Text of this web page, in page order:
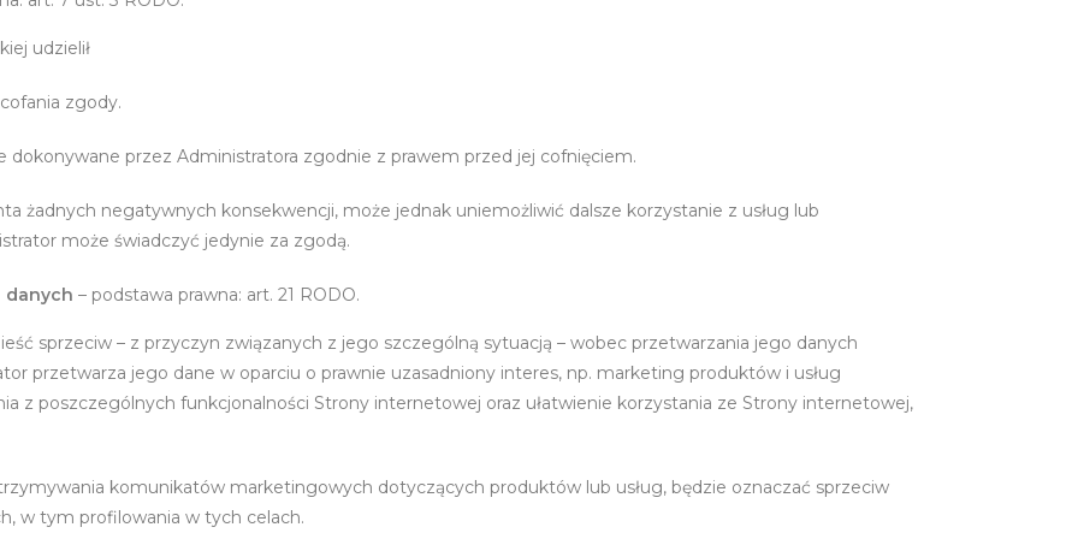
udzielił
zgody.
dokonywane przez Administratora zgodnie z prawem przed jej cofnięciem.
żadnych negatywnych konsekwencji, może jednak uniemożliwić dalsze korzystanie z usług lub
może świadczyć jedynie za zgodą.
danych – podstawa prawna: art. 21 RODO.
sprzeciw – z przyczyn związanych z jego szczególną sytuacją – wobec przetwarzania jego danych
przetwarza jego dane w oparciu o prawnie uzasadniony interes, np. marketing produktów i usług
z poszczególnych funkcjonalności Strony internetowej oraz ułatwienie korzystania ze Strony internetowej,
komunikatów marketingowych dotyczących produktów lub usług, będzie oznaczać sprzeciw
w tym profilowania w tych celach.